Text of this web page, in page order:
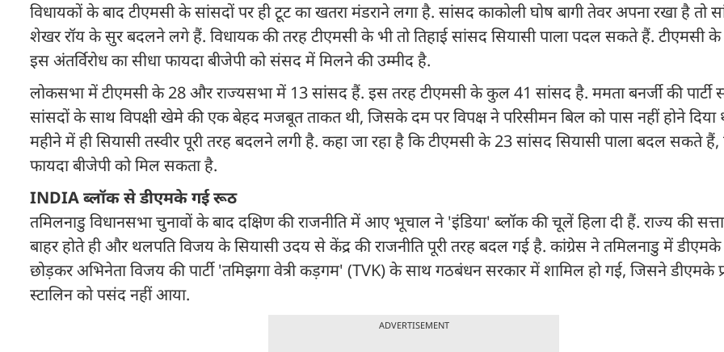
विधायकों के बाद टीएमसी के सांसदों पर ही टूट का खतरा मंडराने लगा है. सांसद काकोली घोष बागी तेवर अपना रखा है
शेखर रॉय के सुर बदलने लगे हैं. विधायक की तरह टीएमसी के भी तो तिहाई सांसद सियासी पाला पदल सकते हैं. टीएमसी के
इस अंतर्विरोध का सीधा फायदा बीजेपी को संसद में मिलने की उम्मीद है.
लोकसभा में टीएमसी के 28 और राज्यसभा में 13 सांसद हैं. इस तरह टीएमसी के कुल 41 सांसद है. ममता बनर्जी की पार्टी
सांसदों के साथ विपक्षी खेमे की एक बेहद मजबूत ताकत थी, जिसके दम पर विपक्ष ने परिसीमन बिल को पास नहीं होने दिया
महीने में ही सियासी तस्वीर पूरी तरह बदलने लगी है. कहा जा रहा है कि टीएमसी के 23 सांसद सियासी पाला बदल सकते
फायदा बीजेपी को मिल सकता है.
INDIA ब्लॉक से डीएमके गई रूठ
तमिलनाडु विधानसभा चुनावों के बाद दक्षिण की राजनीति में आए भूचाल ने 'इंडिया' ब्लॉक की चूलें हिला दी हैं. राज्य की
बाहर होते ही और थलपति विजय के सियासी उदय से केंद्र की राजनीति पूरी तरह बदल गई है. कांग्रेस ने तमिलनाडु में
छोड़कर अभिनेता विजय की पार्टी 'तमिझगा वेत्री कड़गम' (TVK) के साथ गठबंधन सरकार में शामिल हो गई, जिसने
स्टालिन को पसंद नहीं आया.
ADVERTISEMENT